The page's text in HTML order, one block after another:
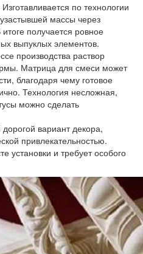
Изготавливается по технологии
массы через
получается ровное
выпуклых элементов.
производства раствор
Матрица для смеси может
благодаря чему готовое
Технология несложная,
можно сделать
вариант декора,
привлекательностью.
установки и требует особого